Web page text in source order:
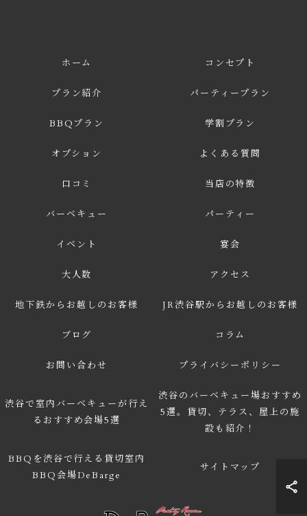
ホーム コンセプト
プラン紹介 パーティープラン
BBQプラン 学割プラン
オプション よくある質問
口コミ 当店の特徴
バーベキュー パーティー
イベント 宴会
大人数 アクセス
地下鉄からお越しのお客様 JR渋谷駅からお越しのお客様
ブログ コラム
お問い合わせ プライバシーポリシー
渋谷で室内バーベキューが行え
るおすすめ会場5選
渋谷のバーベキュー場おすすめ
5選。貸切、テラス、屋上の施
設も紹介！
BBQを渋谷で行える貸切室内
BBQ会場DeBarge
サイトマップ